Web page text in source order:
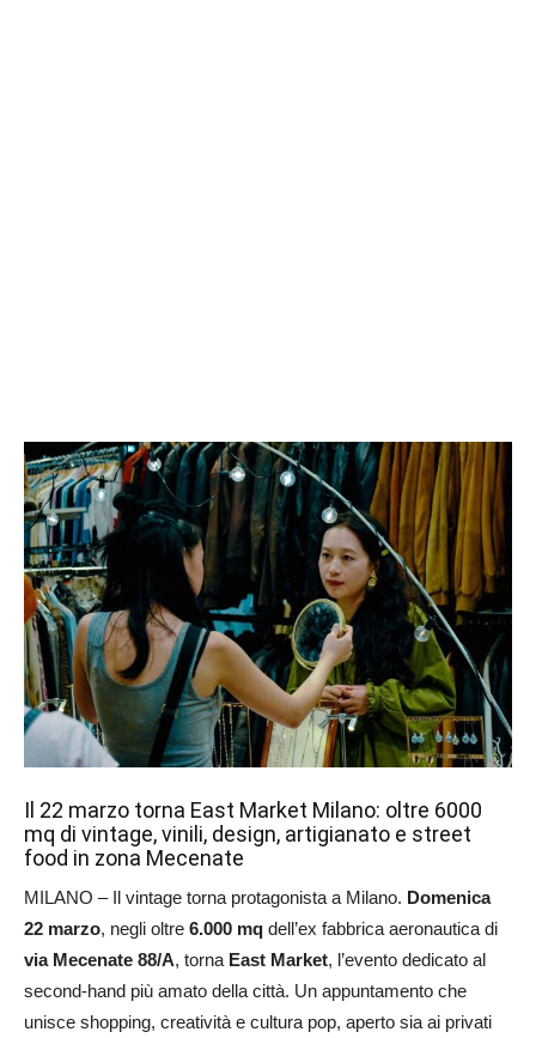
Il 22 marzo torna East Market Milano: oltre 6000
mq di vintage, vinili, design, artigianato e street
food in zona Mecenate
MILANO – Il vintage torna protagonista a Milano. Domenica
22 marzo, negli oltre 6.000 mq dell’ex fabbrica aeronautica di
via Mecenate 88/A, torna East Market, l’evento dedicato al
second-hand più amato della città. Un appuntamento che
unisce shopping, creatività e cultura pop, aperto sia ai privati